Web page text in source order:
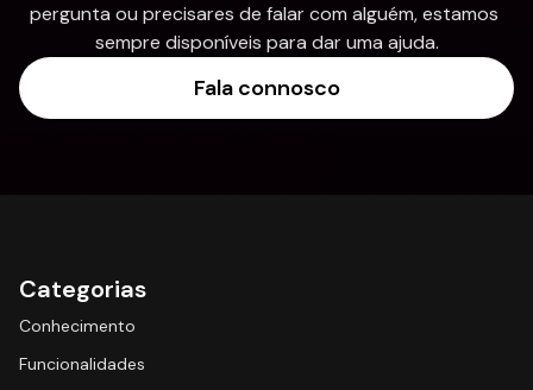
pergunta ou precisares de falar com alguém, estamos
sempre disponíveis para dar uma ajuda.
Fala connosco
Categorias
Conhecimento
Funcionalidades